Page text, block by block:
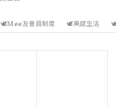
🕊️Mee友會員制度 🕊️美感生活